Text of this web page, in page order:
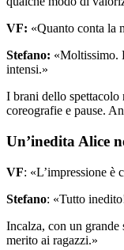
VF: «Quanto conta la
Stefano: «Moltissimo.
intensi.»
I brani dello spettacolo
coreografie e pause.
Un’inedita Alice
VF: «L’impressione è
Stefano: «Tutto
Incalza, con un grande
merito ai ragazzi.»